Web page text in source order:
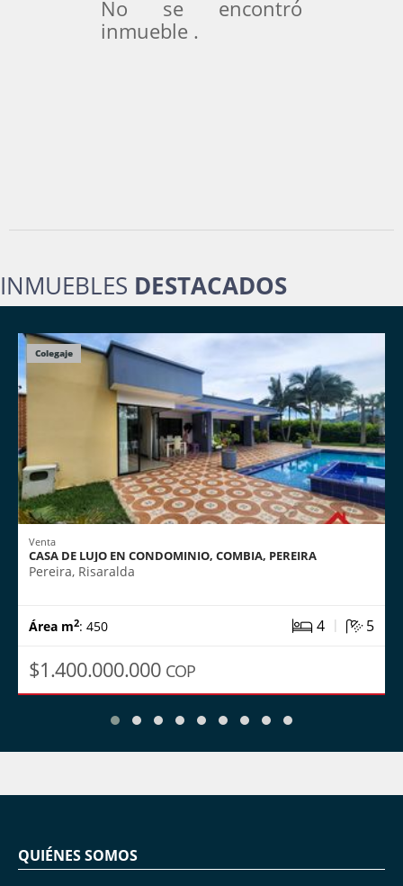
No se encontró
inmueble .
INMUEBLES DESTACADOS
Colegaje
Venta
CASA DE LUJO EN CONDOMINIO, COMBIA, PEREIRA
Pereira, Risaralda
Área m2: 450 4 | 5
$1.400.000.000 COP
QUIÉNES SOMOS